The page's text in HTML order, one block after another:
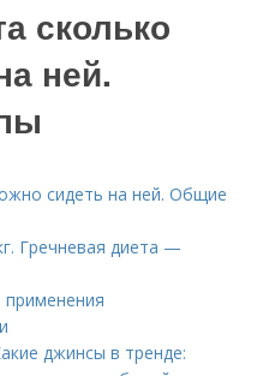
сколько
ней.
сидеть на ней. Общие
Гречневая диета —
применения
джинсы в тренде: